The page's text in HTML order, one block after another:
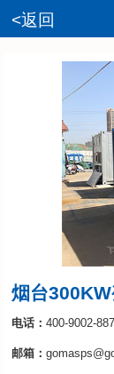
<返回
烟台
电话：400-9002-887
邮箱：